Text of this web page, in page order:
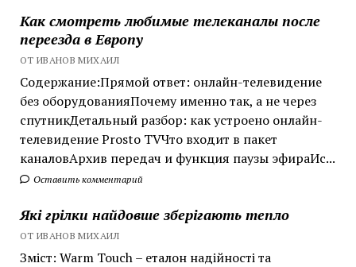
Как смотреть любимые телеканалы после
переезда в Европу
ОТ ИВАНОВ МИХАИЛ
Содержание:Прямой ответ: онлайн-телевидение
без оборудованияПочему именно так, а не через
спутникДетальный разбор: как устроено онлайн-
телевидение Prosto TVЧто входит в пакет
каналовАрхив передач и функция паузы эфираИс...
Оставить комментарий
Які грілки найдовше зберігають тепло
ОТ ИВАНОВ МИХАИЛ
Зміст: Warm Touch – еталон надійності та